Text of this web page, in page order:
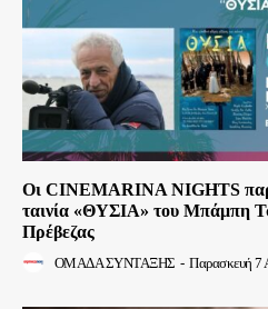
Οι CINEMARINA NIGHTS
ταινία «ΘΥΣΙΑ» του Μπάμπη
Πρέβεζας
ΟΜΑΔΑ ΣΥΝΤΑΞΗΣ - Παρασκευή 7